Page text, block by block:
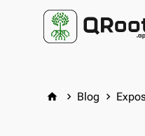
home keyboard_arrow_right Blog keyboard_arrow_right